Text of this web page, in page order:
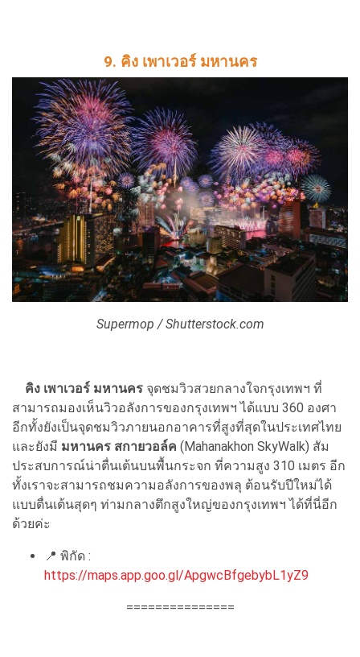
9. คิง เพาเวอร์ มหานคร
Supermop / Shutterstock.com
คิง เพาเวอร์ มหานคร จุดชมวิวสวยกลางใจกรุงเทพฯ ที่
สามารถมองเห็นวิวอลังการของกรุงเทพฯ ได้แบบ 360 องศา
อีกทั้งยังเป็นจุดชมวิวภายนอกอาคารที่สูงที่สุดในประเทศไทย
และยังมี มหานคร สกายวอล์ค (Mahanakhon SkyWalk) สัม
ประสบการณ์น่าตื่นเต้นบนพื้นกระจก ที่ความสูง 310 เมตร อีก
ทั้งเราจะสามารถชมความอลังการของพลุ ต้อนรับปีใหม่ได้
แบบตื่นเต้นสุดๆ ท่ามกลางตึกสูงใหญ่ของกรุงเทพฯ ได้ที่นี่อีก
ด้วยค่ะ
📍 พิกัด :
https://maps.app.goo.gl/ApgwcBfgebybL1yZ9
===============